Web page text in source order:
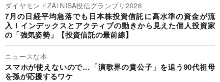
ダイヤモンドZAi NISA投信グランプリ2026
7月の日経平均急落でも日本株投資信託に高水準の資金が流
入！インデックスとアクティブの動きから見えた個人投資家
の「強気姿勢」【投資信託の最前線】
ニュースな本
スマホが使えないので…「演歌界の貴公子」を追う90代祖母
を孫が応援するワケ